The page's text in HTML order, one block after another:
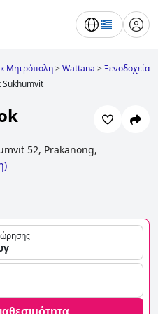
Μητρόπολη>Wattana >Ξενοδοχεία
Sukhumvit
52, Prakanong,
)